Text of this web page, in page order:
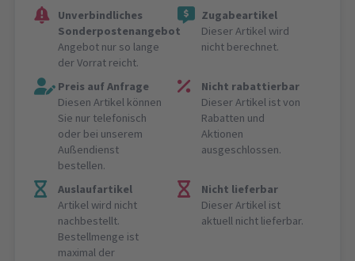
Unverbindliches
Sonderpostenangebot
Angebot nur so lange
der Vorrat reicht.
Zugabeartikel
Dieser Artikel wird
nicht berechnet.
Preis auf Anfrage
Diesen Artikel können
Sie nur telefonisch
oder bei unserem
Außendienst
bestellen.
Nicht rabattierbar
Dieser Artikel ist von
Rabatten und
Aktionen
ausgeschlossen.
Auslaufartikel
Artikel wird nicht
nachbestellt.
Bestellmenge ist
maximal der
Nicht lieferbar
Dieser Artikel ist
aktuell nicht lieferbar.